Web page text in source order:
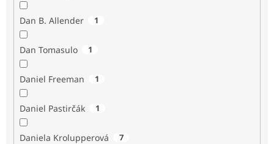
Dan B. Allender 1
Dan Tomasulo 1
Daniel Freeman 1
Daniel Pastirčák 1
Daniela Krolupperová 7